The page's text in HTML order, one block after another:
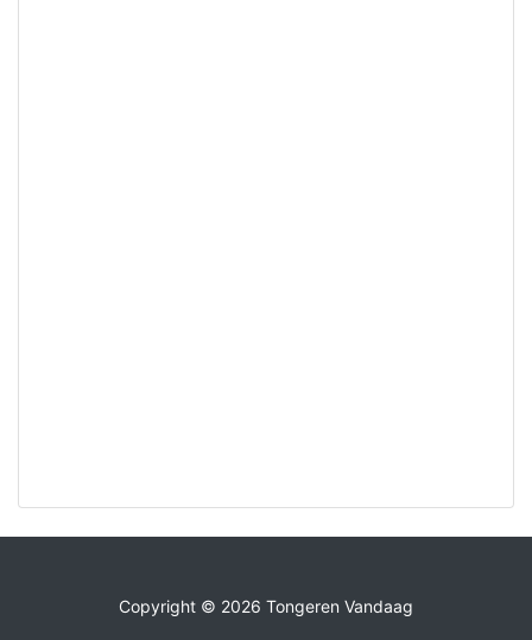
Copyright © 2026 Tongeren Vandaag